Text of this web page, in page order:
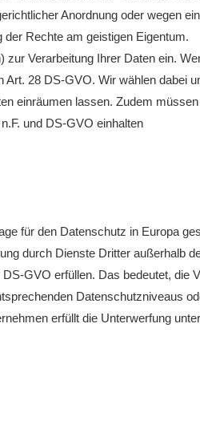
Anordnung oder wegen
Rechte am geistigen Eigentum.
Verarbeitung Ihrer Daten ein.
Art. 28 DS-GVO. Wir wählen dabei
einräumen lassen. Zudem
und DS-GVO einhalten
für den Datenschutz in Europa
durch Dienste Dritter außerhalb
GVO erfüllen. Das bedeutet, die
Datenschutzniveaus
erfüllt die Unterwerfung